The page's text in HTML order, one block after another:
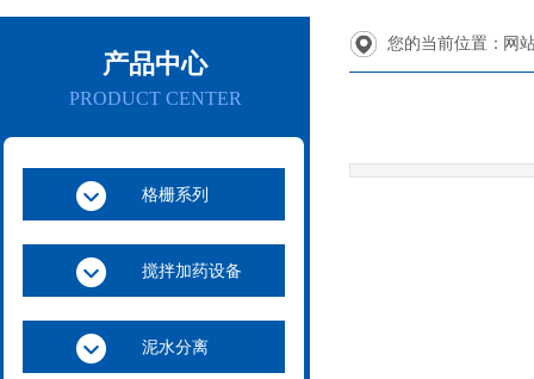
您的当前位置： 网
格栅系列
搅拌加药设备
泥水分离
PRODUCT CENTER
产品中心